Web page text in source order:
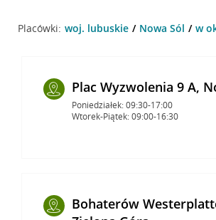
Placówki: woj. lubuskie Nowa Sól w
Plac Wyzwolenia 9 A,
Poniedziałek: 09:30-17:00
Wtorek-Piątek: 09:00-16:30
Bohaterów